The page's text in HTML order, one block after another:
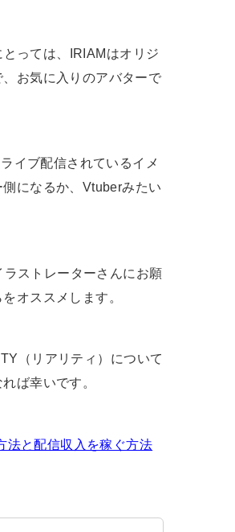
っては、IRIAMはオリジ
お気に入りのアバターで
イブ配信されているイメ
になるか、Vtuberみたい
ストレーターさんにお願
オススメします。
（リアリティ）について
ば幸いです。
法と配信収入を稼ぐ方法